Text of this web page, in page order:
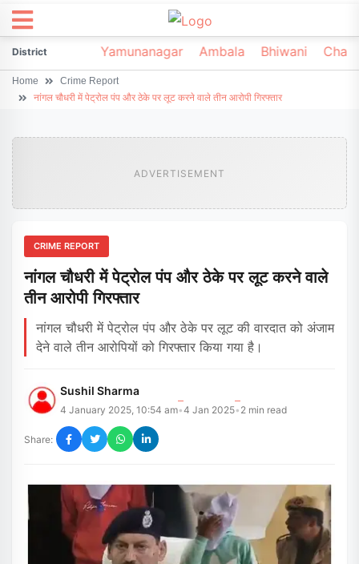
DistrictSonipat Yamunanagar Ambala Bhiwani
Home
Crime Report
नांगल चौधरी में पेट्रोल पंप और ठेके पर लूट करने वाले तीन आरोपी गिरफ्तार
ADVERTISEMENT
CRIME REPORT
नांगल चौधरी में पेट्रोल पंप और ठेके पर लूट करने वाले
तीन आरोपी गिरफ्तार
नांगल चौधरी में पेट्रोल पंप और ठेके पर लूट की वारदात को अंजाम
देने वाले तीन आरोपियों को गिरफ्तार किया गया है।
Sushil Sharma
4 January 2025, 10:54 am•4 Jan 2025• 2 min read
Share: